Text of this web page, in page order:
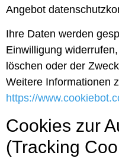
Angebot
Ihre Daten werden
Einwilligung
löschen oder der
Weitere Informationen
https://
Cookies zur
(Tracking